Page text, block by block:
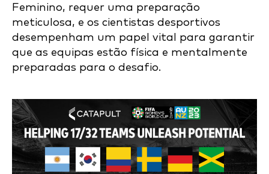
Feminino, requer uma preparação
meticulosa, e os cientistas desportivos
desempenham um papel vital para garantir
que as equipas estão física e mentalmente
preparadas para o desafio.